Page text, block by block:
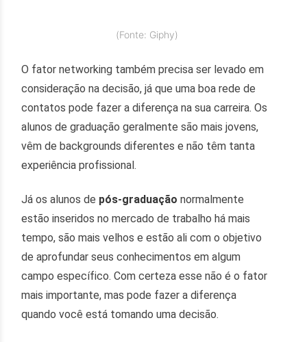
(Fonte: Giphy)
O fator networking também precisa ser levado em
consideração na decisão, já que uma boa rede de
contatos pode fazer a diferença na sua carreira. Os
alunos de graduação geralmente são mais jovens,
vêm de backgrounds diferentes e não têm tanta
experiência profissional.
Já os alunos de pós-graduação normalmente
estão inseridos no mercado de trabalho há mais
tempo, são mais velhos e estão ali com o objetivo
de aprofundar seus conhecimentos em algum
campo específico. Com certeza esse não é o fator
mais importante, mas pode fazer a diferença
quando você está tomando uma decisão.